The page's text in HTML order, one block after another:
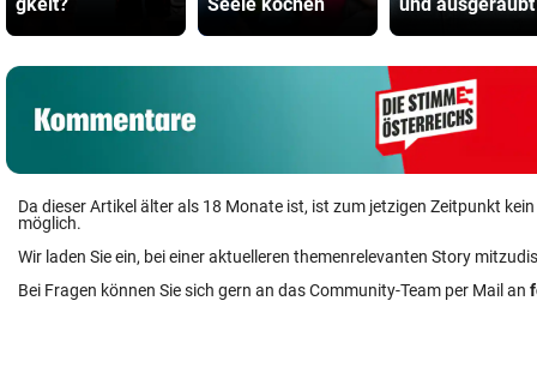
Da dieser Artikel älter als 18 Monate ist, ist zum jetzigen Zeitpunkt
möglich.
Wir laden Sie ein, bei einer aktuelleren themenrelevanten Story
Bei Fragen können Sie sich gern an das Community-Team per Mail an